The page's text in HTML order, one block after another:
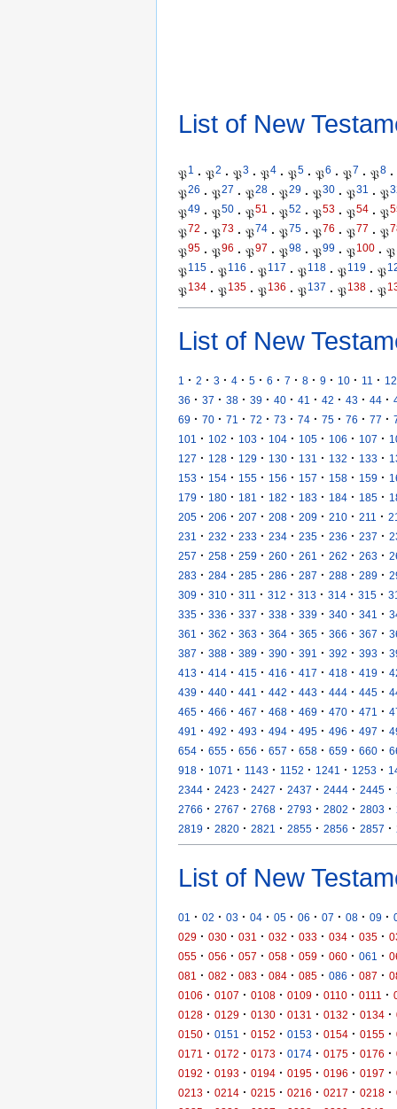
List of New
𝔓1 · 𝔓2 · 𝔓3 · 𝔓4 · 𝔓5 · 𝔓6 · 𝔓7 · 𝔓8 ·
𝔓26 · 𝔓27 · 𝔓28 · 𝔓29 · 𝔓30 · 𝔓31 · 𝔓
𝔓49 · 𝔓50 · 𝔓51 · 𝔓52 · 𝔓53 · 𝔓54 · 𝔓
𝔓72 · 𝔓73 · 𝔓74 · 𝔓75 · 𝔓76 · 𝔓77 · 𝔓
𝔓95 · 𝔓96 · 𝔓97 · 𝔓98 · 𝔓99 · 𝔓100 · 𝔓
𝔓115 · 𝔓116 · 𝔓117 · 𝔓118 · 𝔓119 · 𝔓
𝔓134 · 𝔓135 · 𝔓136 · 𝔓137 · 𝔓138 · 𝔓
List of New
1 · 2 · 3 · 4 · 5 · 6 · 7 · 8 · 9 · 10 · 11 · 12
36 · 37 · 38 · 39 · 40 · 41 · 42 · 43 · 44 ·
69 · 70 · 71 · 72 · 73 · 74 · 75 · 76 · 77 ·
101
· 102 · 103 · 104 · 105 · 106 · 107 ·
127 · 128 · 129 · 130 · 131 · 132 · 133 ·
153 · 154 · 155 · 156 · 157 · 158 · 159 ·
179 · 180 · 181 · 182 · 183 · 184 · 185 ·
205 · 206 · 207 · 208 · 209 · 210 · 211 ·
231
· 232 · 233 · 234 · 235 · 236 · 237 ·
257 · 258 · 259 · 260 · 261 · 262 · 263 ·
283 · 284 · 285 · 286 · 287 · 288 · 289 ·
309 · 310 · 311 · 312 · 313 · 314 · 315 ·
335 · 336 · 337 · 338 · 339 · 340 · 341 ·
361
· 362 · 363 · 364 · 365 · 366 · 367 ·
387 · 388 · 389 · 390 · 391 · 392 · 393 ·
413 · 414 · 415 · 416 · 417 · 418 · 419 ·
439 · 440 · 441 · 442 · 443 · 444 · 445 ·
465 · 466 · 467 · 468 · 469 · 470 · 471 ·
491
· 492 · 493 · 494 · 495 · 496 · 497 ·
654 · 655 · 656 · 657 · 658 · 659 · 660 ·
918 · 1071 · 1143 · 1152 · 1241 · 1253 ·
2344 · 2423 · 2427 · 2437 · 2444 · 2445 ·
2766 · 2767 · 2768 · 2793 · 2802 · 2803 ·
2819 · 2820 · 2821 · 2855 · 2856 · 2857 ·
List of New
01 · 02 · 03 · 04 · 05 · 06 · 07 · 08 · 09 ·
029 · 030 · 031 · 032 · 033 · 034 · 035 ·
055 · 056 · 057 · 058 · 059 · 060 · 061 ·
081
· 082 · 083 · 084 · 085 · 086 · 087 ·
0106 · 0107 · 0108 · 0109 · 0110 · 0111 ·
0128 · 0129 · 0130 · 0131 · 0132 · 0134 ·
0150 · 0151 · 0152 · 0153 · 0154 · 0155 ·
0171
· 0172 · 0173 · 0174 · 0175 · 0176 ·
0192 · 0193 · 0194 · 0195 · 0196 · 0197 ·
0213 · 0214 · 0215 · 0216 · 0217 · 0218 ·